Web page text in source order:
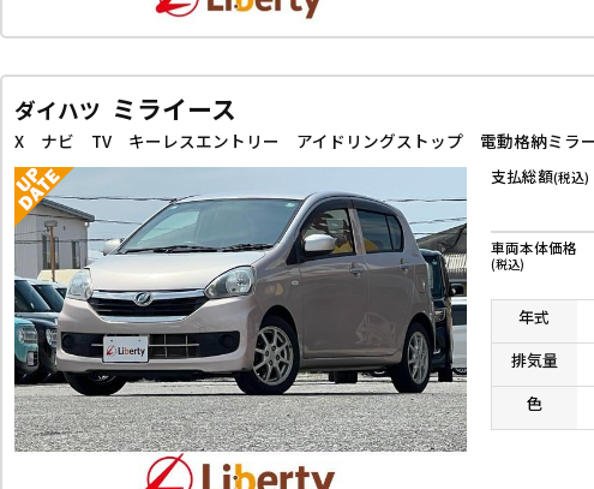
ダイハツ ミライース
支払総額(税込)
車両本体価格
(税込)
年式
排気量
色